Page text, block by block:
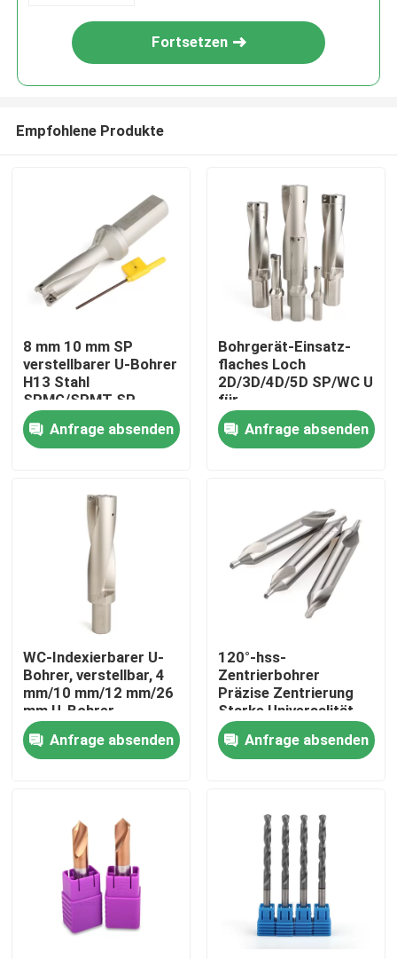
Heim
Produkte
Fabrik-Tour
Qualitätskontrolle
Nachrichten
Fordern Sie ein Angebot an
Fortsetzen
Empfohlene Produkte
8 mm 10 mm SP
verstellbarer U-Bohrer
H13 Stahl
SPMG/SPMT SP
2D/3D/4D/5D
Anfrage absenden
Bohrgerät-Einsatz-
flaches Loch
2D/3D/4D/5D SP/WC U
für
SPMG/SPMT/WCMX/
Anfrage absenden
WC-Indexierbarer U-
Bohrer, verstellbar, 4
mm/10 mm/12 mm/26
mm U-Bohrer,
Tieflochbohrer
Anfrage absenden
120°-hss-
Zentrierbohrer
Präzise Zentrierung
Starke Universalität
Anfrage absenden